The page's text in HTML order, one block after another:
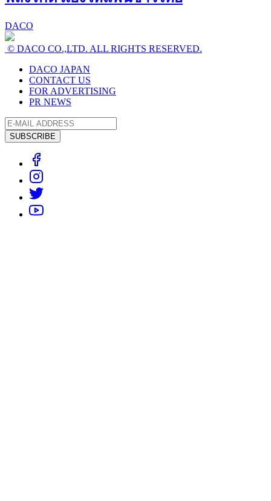
DACO
© DACO CO.,LTD. ALL RIGHTS RESERVED.
DACO JAPAN
CONTACT US
FOR ADVERTISING
PR NEWS